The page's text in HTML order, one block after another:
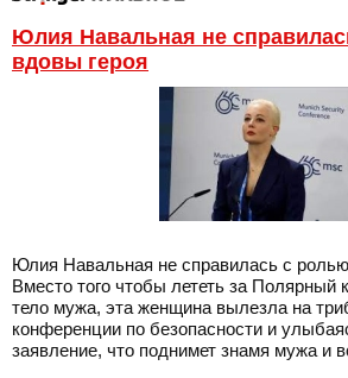
Юлия Навальная не
вдовы героя
Юлия Навальная не справилась с
Вместо того чтобы лететь за Полярный
тело мужа, эта женщина вылезла на
конференции по безопасности и
заявление, что поднимет знамя мужа и